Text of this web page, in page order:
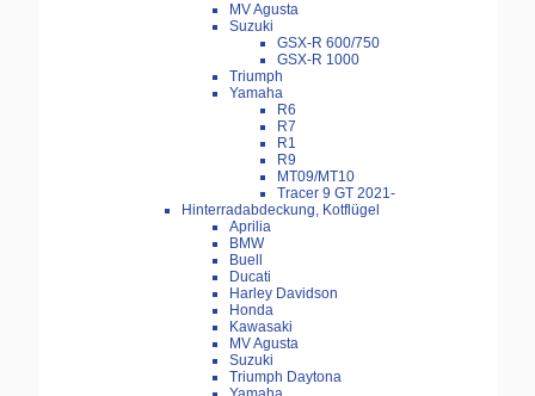
MV Agusta
Suzuki
GSX-R 600/750
GSX-R 1000
Triumph
Yamaha
R6
R7
R1
R9
MT09/MT10
Tracer 9 GT 2021-
Hinterradabdeckung, Kotflügel
Aprilia
BMW
Buell
Ducati
Harley Davidson
Honda
Kawasaki
MV Agusta
Suzuki
Triumph Daytona